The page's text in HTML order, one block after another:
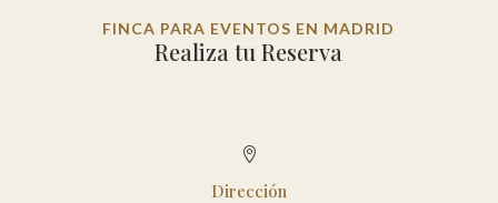
FINCA PARA EVENTOS EN MADRID
Realiza tu Reserva

Dirección